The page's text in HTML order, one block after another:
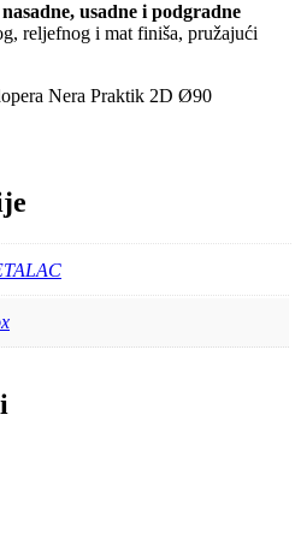
nasadne, usadne i podgradne
reljefnog i mat finiša, pružajući
Nera Praktik 2D Ø90